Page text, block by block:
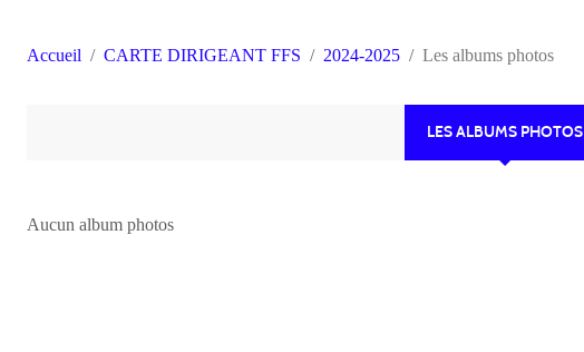
Accueil CARTE DIRIGEANT FFS 2024-2025 Les albums photos
LES ALBUMS PHOTOS
Aucun album photos